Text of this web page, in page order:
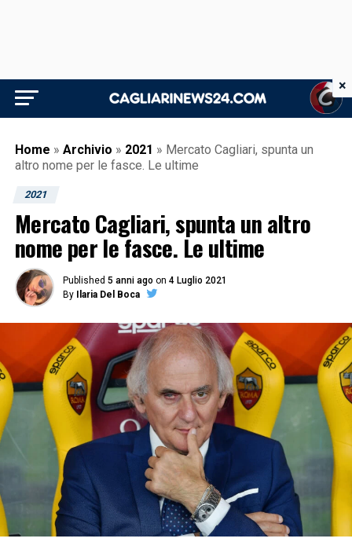
Home » Archivio » 2021 » Mercato Cagliari, spunta un
altro nome per le fasce. Le ultime
2021
Mercato Cagliari, spunta un altro
nome per le fasce. Le ultime
Published 5 anni ago on 4 Luglio 2021
By
Ilaria Del Boca
×